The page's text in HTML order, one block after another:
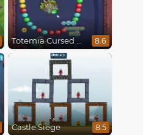
Totemia Cursed Marbles 8.6
Castle Siege 8.5